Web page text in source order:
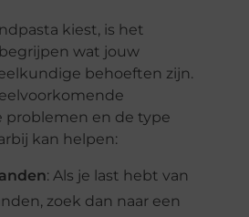
kiest, is het
wat jouw
behoeften zijn.
en de type
kan helpen:
: Als je last hebt van
zoek dan naar een